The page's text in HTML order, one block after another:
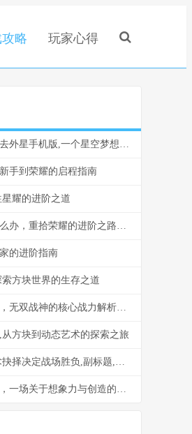
略 玩家心得
《我的世界怎么做火箭去外星手机版,一个星空梦想的实现指南》
手到荣耀的启程指南
耀的进阶之道
**王者荣耀低于80分怎么办，重拾荣耀的进阶之路，副标题：从低谷到巅峰的实战反思**
的进阶指南
方块世界的生存之道
乱世王者吕布技能剖析，无双战神的核心战力解析，副标题，霸者无双的战场艺术
方块到动态艺术的探索之旅
王者凯带什么技能,战术抉择决定战场胜负,副标题,荣耀峡谷的利刃如何淬炼
我的世界氪气球怎么做，一场关于想象力与创造的飞行之旅